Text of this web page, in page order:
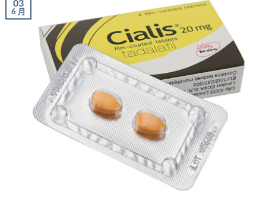
03
6 月